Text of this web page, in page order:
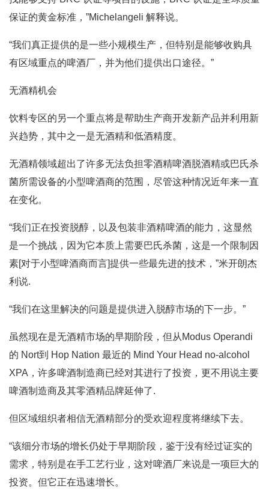
保证的黄金标准，”Michelangeli 解释说。
“我们真正提供的是一些小规模生产，但特别是能够收购具
有区域重点的啤酒厂，并为他们提供出口途径。”
无酒精机会
饮料专区的另一个重点将是帮助生产商开发新产品并利用新
兴趋势，其中之一是无酒精和低酒精度。
无酒精领域超出了许多无法负担零酒精啤酒脱酒精或巴氏杀
菌所需设备的小型啤酒商的范围，尽管这种情况近年来一直
在变化。
“我们正在投资脱醇，以及包装非酒精啤酒的能力，这显然
是一个挑战，因为它本质上需要巴氏杀菌，这是一个限制因
素[对于小型啤酒商而言]提供一些最先进的技术，”米开朗杰
利说.
“我们在这里解决的问题是提供进入脱醇市场的下一步。”
虽然现在是无酒精市场的早期阶段，但从Modus Operandi
的 Nort到 Hop Nation 最近的 Mind Your Head no-alcohol
XPA，许多啤酒制造商已经对其进行了投资，更不用说主要
啤酒制造商及其零酒精品牌延伸了.
但区域组织者相信无酒精部分的受欢迎程度将继续下去。
“该细分市场的增长仍处于早期阶段，鉴于没有经过证实的
需求，特别是在手工艺行业，这对啤酒厂来说是一项巨大的
投资。但它正在迅速增长。